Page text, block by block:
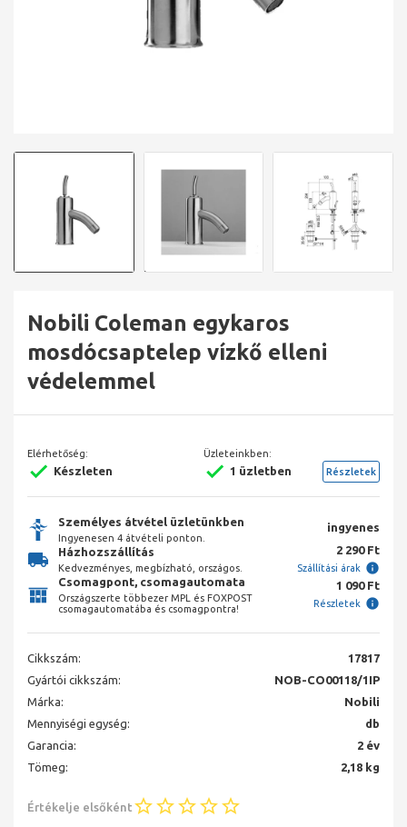
Nobili Coleman egykaros
mosdócsaptelep vízkő elleni
védelemmel
Elérhetőség:
Készleten
Üzleteinkben:
1 üzletben Részletek
Személyes átvétel üzletünkben
Ingyenesen 4 átvételi ponton.
ingyenes
Házhozszállítás
Kedvezményes, megbízható, országos.
2 290 Ft
Szállítási árak
Csomagpont, csomagautomata
Országszerte többezer MPL és FOXPOST
csomagautomatába és csomagpontra!
1 090 Ft
Részletek
Cikkszám:
17817
Gyártói cikkszám:
NOB-CO00118/1IP
Márka:
Nobili
Mennyiségi egység:
db
Garancia:
2 év
Tömeg:
2,18 kg
Értékelje elsőként